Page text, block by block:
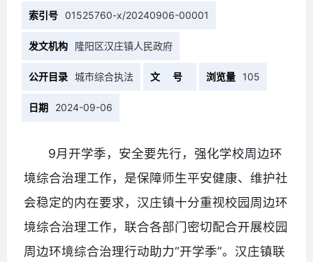
索引号 01525760-x/20240906-00001
发文机构 隆阳区汉庄镇人民政府
公开目录 城市综合执法 文 号 浏览量 105
日期 2024-09-06
9月开学季，安全要先行，强化学校周边环
境综合治理工作，是保障师生平安健康、维护社
会稳定的内在要求，汉庄镇十分重视校园周边环
境综合治理工作，联合各部门密切配合开展校园
周边环境综合治理行动助力“开学季”。汉庄镇联